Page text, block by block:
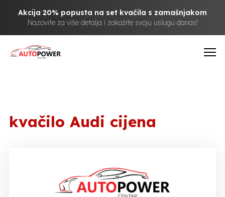
Akcija 20% popusta na set kvačila s zamašnjakom
Nazovite za više detalja i zakažite svoju uslugu danas!
kvačilo Audi cijena